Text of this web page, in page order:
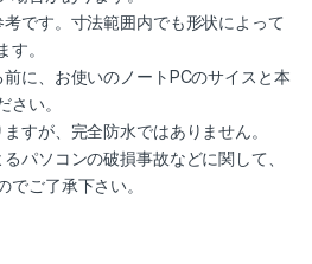
です。寸法範囲内でも形状によって
。
に、お使いのノートPCのサイスと本
い。
すが、完全防水ではありません。
パソコンの破損事故などに関して、
ご了承下さい。